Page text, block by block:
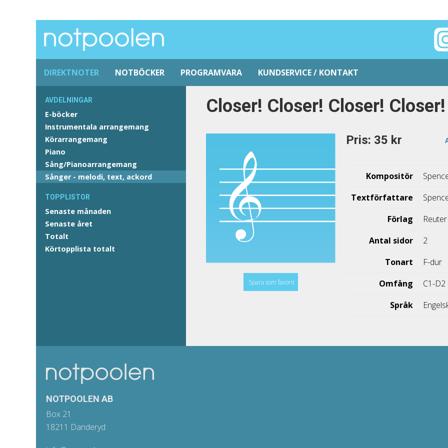
DIREKTNOTER NOTBÖCKER PROGRAMVARA KUNDSERVICE / KONTAKT
AVDELNINGAR
E-böcker
Instrumentala arrangemang
Körarrangemang
Piano
Sång/Pianoarrangemang
Sånger - melodi, text, ackord
TOPPLISTOR
Senaste månaden
Senaste året
Totalt
Körtopplista totalt
Closer! Closer! Closer! Closer!
Spara som favorit
Pris: 35 kr
Kompositör
Textförfattare
Förlag
Antal sidor
2
Tonart
F-dur
Omfång
C1-D2
Språk
NOTPOOLEN AB
Box 21
18211 Danderyd